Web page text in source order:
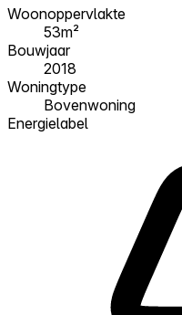
Woonoppervlakte
53m²
Bouwjaar
2018
Woningtype
Bovenwoning
Energielabel